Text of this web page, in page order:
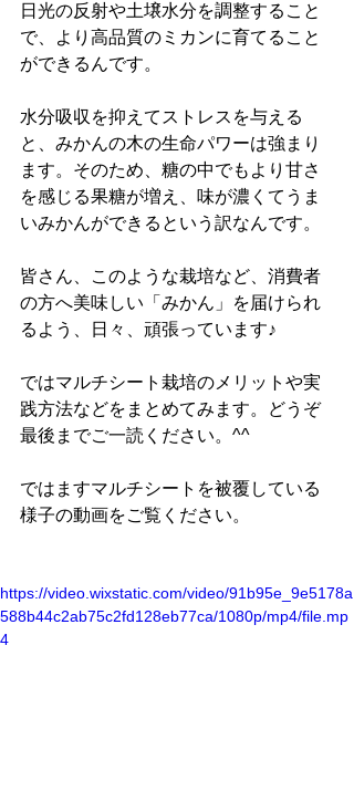
日光の反射や土壌水分を調整すること
で、より高品質のミカンに育てること
ができるんです。
水分吸収を抑えてストレスを与える
と、みかんの木の生命パワーは強まり
ます。そのため、糖の中でもより甘さ
を感じる果糖が増え、味が濃くてうま
いみかんができるという訳なんです。
皆さん、このような栽培など、消費者
の方へ美味しい「みかん」を届けられ
るよう、日々、頑張っています♪
ではマルチシート栽培のメリットや実
践方法などをまとめてみます。どうぞ
最後までご一読ください。^^
ではますマルチシートを被覆している
様子の動画をご覧ください。
https://video.wixstatic.com/video/91b95e_9e5178a
588b44c2ab75c2fd128eb77ca/1080p/mp4/file.mp
4